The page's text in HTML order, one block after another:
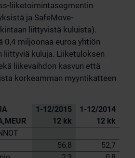
liiketoimintasegmentin
ja SafeMove-
liittyvistä kuluista).
0,4 miljoonaa euroa yhtiön
liittyviä kuluja. Liiketuloksen
liikevaihdon kasvun että
korkeamman myyntikatteen
1-12/2015
12 kk
1-12/2014
12 kk
56,8
52,7